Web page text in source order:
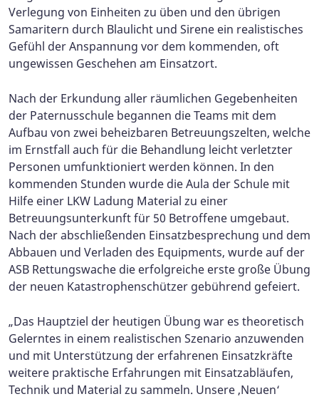
Verlegung von Einheiten zu üben und den übrigen
Samaritern durch Blaulicht und Sirene ein realistisches
Gefühl der Anspannung vor dem kommenden, oft
ungewissen Geschehen am Einsatzort.
Nach der Erkundung aller räumlichen Gegebenheiten
der Paternusschule begannen die Teams mit dem
Aufbau von zwei beheizbaren Betreuungszelten, welche
im Ernstfall auch für die Behandlung leicht verletzter
Personen umfunktioniert werden können. In den
kommenden Stunden wurde die Aula der Schule mit
Hilfe einer LKW Ladung Material zu einer
Betreuungsunterkunft für 50 Betroffene umgebaut.
Nach der abschließenden Einsatzbesprechung und dem
Abbauen und Verladen des Equipments, wurde auf der
ASB Rettungswache die erfolgreiche erste große Übung
der neuen Katastrophenschützer gebührend gefeiert.
„Das Hauptziel der heutigen Übung war es theoretisch
Gelerntes in einem realistischen Szenario anzuwenden
und mit Unterstützung der erfahrenen Einsatzkräfte
weitere praktische Erfahrungen mit Einsatzabläufen,
Technik und Material zu sammeln. Unsere ‚Neuen‘